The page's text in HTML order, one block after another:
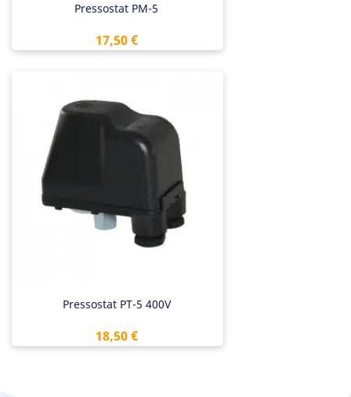
Pressostat PM-5
Prix
17,50 €
Pressostat PT-5 400V
Prix
18,50 €